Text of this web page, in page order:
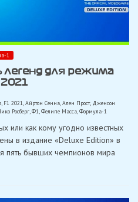
1
для режима
, F1 2021,Айртон Сенна,Ален Прост, Дженсон
Росберг,Ф1,Фелипе Масса,Формула-1
или как кому угодно известных
в издание «Deluxe Edition» в
пять бывших чемпионов мира